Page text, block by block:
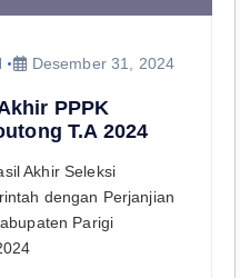
Desember 31, 2024
PPPK
T.A 2024
Akhir Seleksi
dengan Perjanjian
Parigi